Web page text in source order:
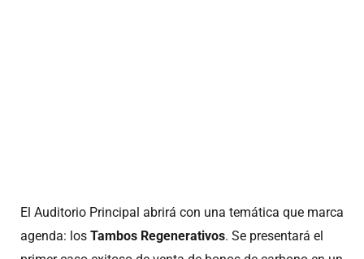
El Auditorio Principal abrirá con una temática que marca
agenda: los Tambos Regenerativos. Se presentará el